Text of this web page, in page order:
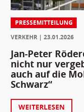
PRESSEMITTEILUNG
VERKEHR
23.01.2026
Jan-Peter
nicht nur
auch auf die
Schwarz“
WEITERLESEN